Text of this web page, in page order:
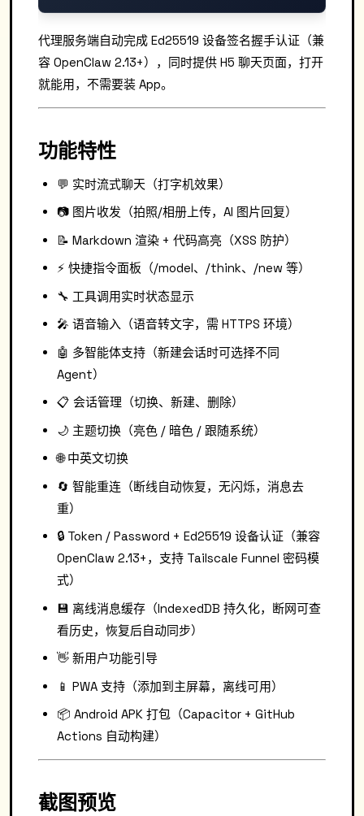
代理服务端自动完成 Ed25519 设备签名握手认证（兼
容 OpenClaw 2.13+），同时提供 H5 聊天页面，打开
就能用，不需要装 App。
功能特性
💬 实时流式聊天（打字机效果）
📷 图片收发（拍照/相册上传，AI 图片回复）
📝 Markdown 渲染 + 代码高亮（XSS 防护）
⚡ 快捷指令面板（/model、/think、/new 等）
🔧 工具调用实时状态显示
🎤 语音输入（语音转文字，需 HTTPS 环境）
🤖 多智能体支持（新建会话时可选择不同
Agent）
📋 会话管理（切换、新建、删除）
🌙 主题切换（亮色 / 暗色 / 跟随系统）
🌐 中英文切换
🔄 智能重连（断线自动恢复，无闪烁，消息去
重）
🔒 Token / Password + Ed25519 设备认证（兼容
OpenClaw 2.13+，支持 Tailscale Funnel 密码模
式）
💾 离线消息缓存（IndexedDB 持久化，断网可查
看历史，恢复后自动同步）
👋 新用户功能引导
📱 PWA 支持（添加到主屏幕，离线可用）
📦 Android APK 打包（Capacitor + GitHub
Actions 自动构建）
截图预览